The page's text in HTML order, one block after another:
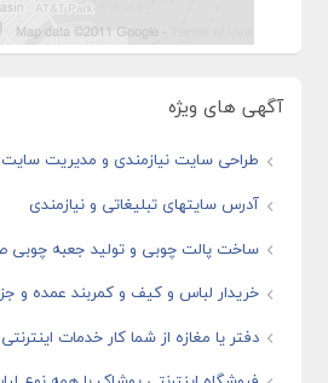
آگهی های ویژه
طراحی سایت نیازمندی و مدیریت
آدرس سایتهای تبلیغاتی و نیازمندی
ساخت پالت چوبی و تولید جعبه
خریدار لباس و کیف و کمربند عمده و
دفتر یا مغازه از شما کار خدمات